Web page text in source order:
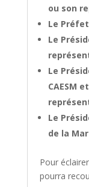
ou son
Le
Le
Le
CAESM
Le
de la
Pour
pourra